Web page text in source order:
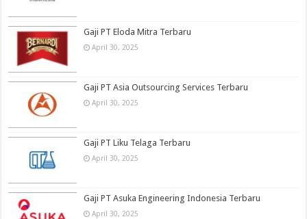
Gaji PT Eloda Mitra Terbaru
April 30, 2025
Gaji PT Asia Outsourcing Services Terbaru
April 30, 2025
Gaji PT Liku Telaga Terbaru
April 30, 2025
Gaji PT Asuka Engineering Indonesia Terbaru
April 30, 2025